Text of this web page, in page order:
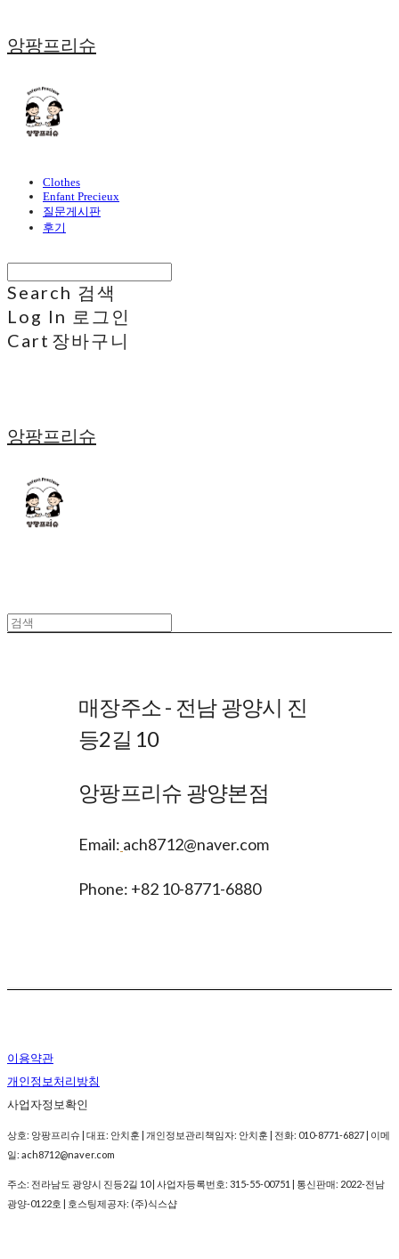
앙팡프리슈
Clothes
Enfant Precieux
질문게시판
후기
Search 검색
Log In 로그인
Cart 장바구니
앙팡프리슈
매장주소 - 전남 광양시 진
등2길 10
앙팡프리슈 광양본점
Email: ach8712@naver.com
Phone: +82 10-8771-6880
이용약관
개인정보처리방침
사업자정보확인
상호: 앙팡프리슈 | 대표: 안치훈 | 개인정보관리책임자: 안치훈 | 전화: 010-8771-6827 | 이메
일: ach8712@naver.com
주소: 전라남도 광양시 진등2길 10 | 사업자등록번호: 315-55-00751 | 통신판매: 2022-전남
광양-0122호 | 호스팅제공자: (주)식스샵